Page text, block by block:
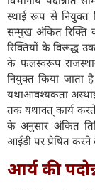
स्थाई रूप से नियुक्त
सम्मुख अंकित रिक्ति
रिक्तियों के विरूद्ध
के फलस्वरूप
नियुक्त किया जाता
यथाआवश्यकता अस्थाई
तक यथावत् कार्य
के अनुसार अंकित
आईडी पर प्रेषित करने
आर्य की